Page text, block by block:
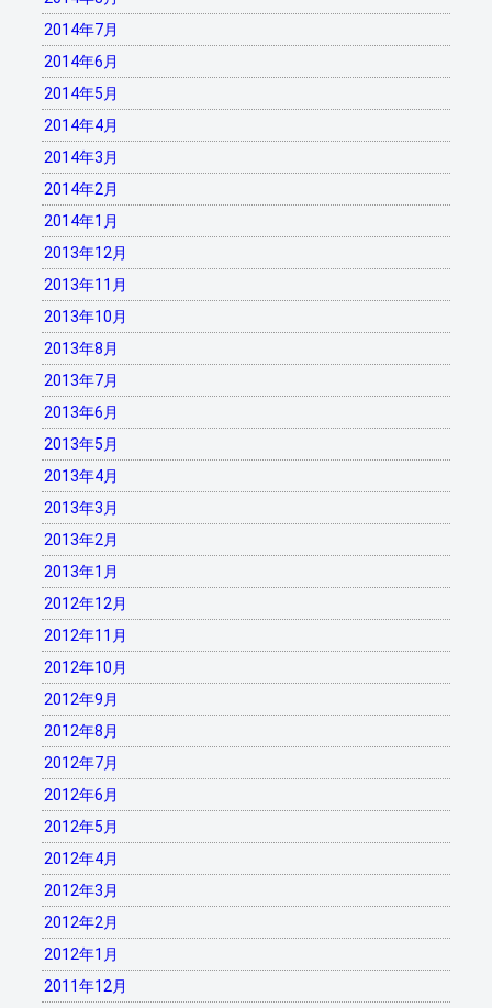
2014年7月
2014年6月
2014年5月
2014年4月
2014年3月
2014年2月
2014年1月
2013年12月
2013年11月
2013年10月
2013年8月
2013年7月
2013年6月
2013年5月
2013年4月
2013年3月
2013年2月
2013年1月
2012年12月
2012年11月
2012年10月
2012年9月
2012年8月
2012年7月
2012年6月
2012年5月
2012年4月
2012年3月
2012年2月
2012年1月
2011年12月